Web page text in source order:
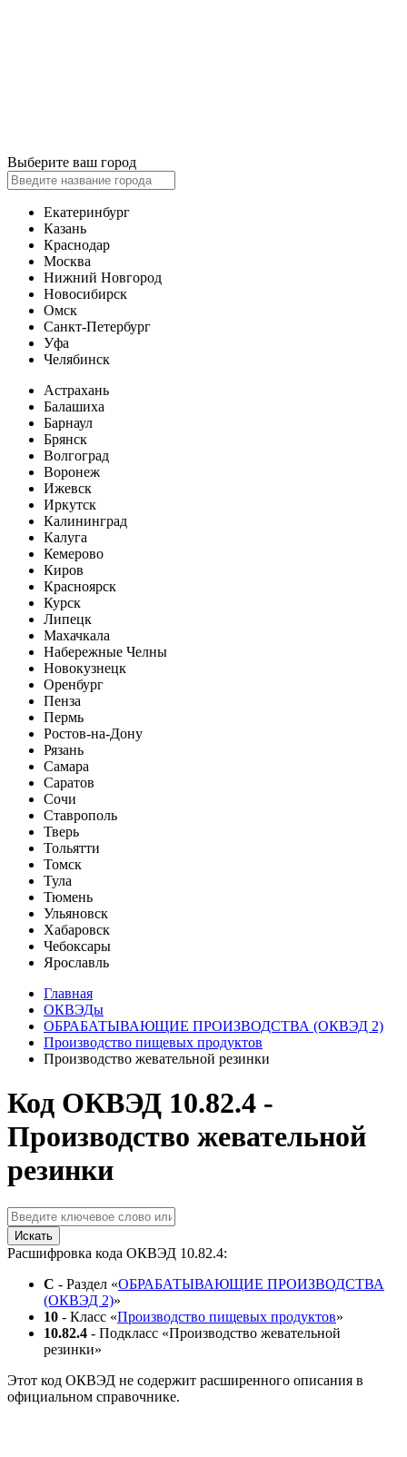
Выберите ваш город
Екатеринбург
Казань
Краснодар
Москва
Нижний Новгород
Новосибирск
Омск
Санкт-Петербург
Уфа
Челябинск
Астрахань
Балашиха
Барнаул
Брянск
Волгоград
Воронеж
Ижевск
Иркутск
Калининград
Калуга
Кемерово
Киров
Красноярск
Курск
Липецк
Махачкала
Набережные Челны
Новокузнецк
Оренбург
Пенза
Пермь
Ростов-на-Дону
Рязань
Самара
Саратов
Сочи
Ставрополь
Тверь
Тольятти
Томск
Тула
Тюмень
Ульяновск
Хабаровск
Чебоксары
Ярославль
Главная
ОКВЭДы
ОБРАБАТЫВАЮЩИЕ ПРОИЗВОДСТВА (ОКВЭД 2)
Производство пищевых продуктов
Производство жевательной резинки
Код ОКВЭД 10.82.4 -
Производство жевательной
резинки
Искать
Расшифровка кода ОКВЭД 10.82.4:
C - Раздел «ОБРАБАТЫВАЮЩИЕ ПРОИЗВОДСТВА
(ОКВЭД 2)»
10 - Класс «Производство пищевых продуктов»
10.82.4 - Подкласс «Производство жевательной
резинки»
Этот код ОКВЭД не содержит расширенного описания в
официальном справочнике.